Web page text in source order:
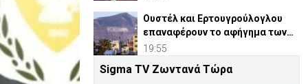
Ουστέλ και Ερτουγρούλογλου
επαναφέρουν το αφήγημα των
Κοκκίνων
19:55
Υπό «κράτηση» για άλλες 7 μέρες
Sigma TV Ζωντανά Τώρα